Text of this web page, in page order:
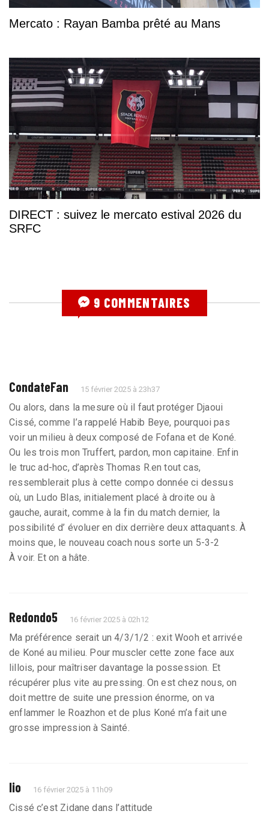
Mercato : Rayan Bamba prêté au Mans
DIRECT : suivez le mercato estival 2026 du
SRFC
9 COMMENTAIRES
CondateFan 15 février 2025 à 23h37
Ou alors, dans la mesure où il faut protéger Djaoui
Cissé, comme l’a rappelé Habib Beye, pourquoi pas
voir un milieu à deux composé de Fofana et de Koné.
Ou les trois mon Truffert, pardon, mon capitaine. Enfin
le truc ad-hoc, d’après Thomas R.en tout cas,
ressemblerait plus à cette compo donnée ci dessus
où, un Ludo Blas, initialement placé à droite ou à
gauche, aurait, comme à la fin du match dernier, la
possibilité d’ évoluer en dix derrière deux attaquants. À
moins que, le nouveau coach nous sorte un 5-3-2
À voir. Et on a hâte.
Redondo5 16 février 2025 à 02h12
Ma préférence serait un 4/3/1/2 : exit Wooh et arrivée
de Koné au milieu. Pour muscler cette zone face aux
lillois, pour maîtriser davantage la possession. Et
récupérer plus vite au pressing. On est chez nous, on
doit mettre de suite une pression énorme, on va
enflammer le Roazhon et de plus Koné m’a fait une
grosse impression à Sainté.
lio 16 février 2025 à 11h09
Cissé c’est Zidane dans l’attitude